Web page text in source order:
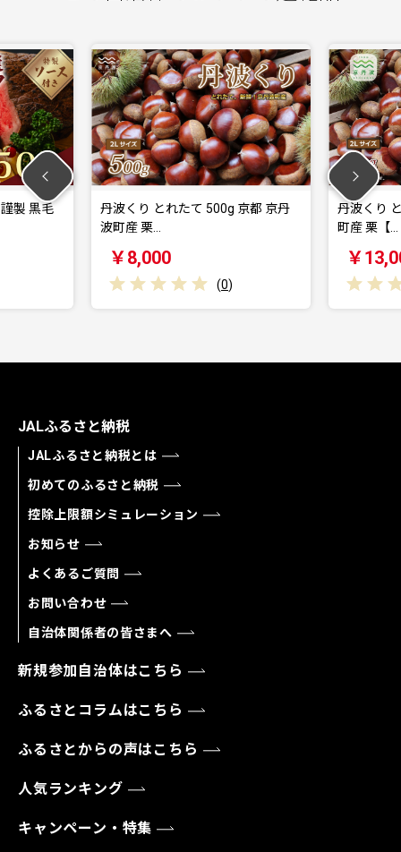
製 黒毛
丹波くり とれたて 500g 京都 京丹
波町産 栗…
￥8,000
(0)
丹波くり
町産 栗【…
￥
JALふるさと納税
JALふるさと納税とは
初めてのふるさと納税
控除上限額シミュレーション
お知らせ
よくあるご質問
お問い合わせ
自治体関係者の皆さまへ
新規参加自治体はこちら
ふるさとコラムはこちら
ふるさとからの声はこちら
人気ランキング
キャンペーン・特集